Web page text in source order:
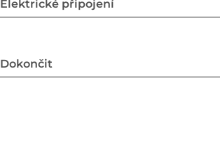
Elektrické připojení
Dokončit